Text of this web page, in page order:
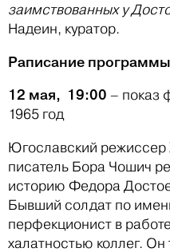
заимствованных у
Надеин, куратор.
Раписание
12 мая, 19:00 – показ
1965 год
Югославский
писатель Бора Чошич
историю Федора
Бывший солдат по
перфекционист в
халатностью коллег. Он